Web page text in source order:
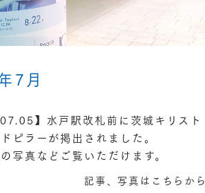
7月
】水戸駅改札前に茨城キリスト
ピラーが掲出されました。
写真などご覧いただけます。
記事、写真はこちらから